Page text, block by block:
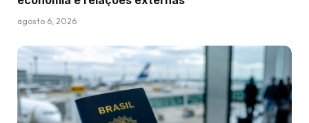
agosto 6, 2026